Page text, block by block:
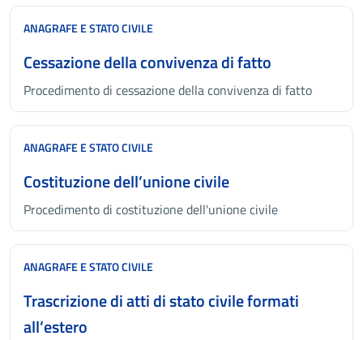
ANAGRAFE E STATO CIVILE
Cessazione della convivenza di fatto
Procedimento di cessazione della convivenza di fatto
ANAGRAFE E STATO CIVILE
Costituzione dell’unione civile
Procedimento di costituzione dell'unione civile
ANAGRAFE E STATO CIVILE
Trascrizione di atti di stato civile formati
all’estero